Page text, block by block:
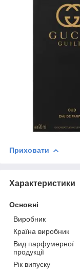
Приховати
Характеристики
Основні
Виробник
Країна виробник
Вид парфумерної
продукції
Рік випуску